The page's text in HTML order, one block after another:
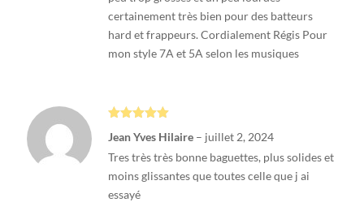
certainement très bien pour des batteurs
hard et frappeurs. Cordialement Régis Pour
mon style 7A et 5A selon les musiques
5
Jean Yves Hilaire – juillet 2, 2024
Tres très très bonne baguettes, plus solides et
moins glissantes que toutes celle que j ai
essayé